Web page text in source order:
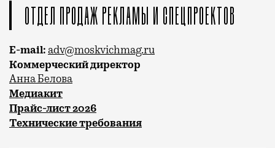
ОТДЕЛ ПРОДАЖ РЕКЛАМЫ И СПЕЦПРОЕКТОВ
E-mail:adv@moskvichmag.ru
Коммерческий директор
Анна Белова
Медиакит
Прайс-лист 2026
Технические требования